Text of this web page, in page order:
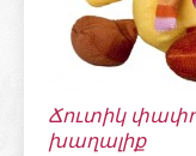
Ճուտիկ
խաղալիք